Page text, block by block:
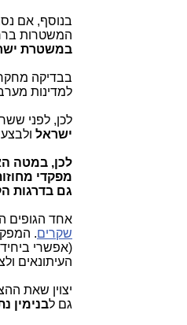
בנוסף, אם
המשטרות
במשטרת
בבדיקה
למדינות
לכן, לפני
ישראל
גם בדרגות
אחד הגופים
שקרים.
(אפשרי
העיתונאים ולציבור
יצוין שאת
גם לבנימין